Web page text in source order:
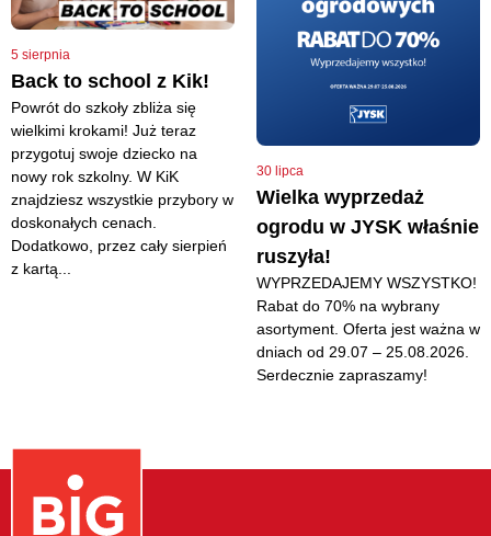
5 sierpnia
Back to school z Kik!
Powrót do szkoły zbliża się
wielkimi krokami! Już teraz
przygotuj swoje dziecko na
nowy rok szkolny. W KiK
znajdziesz wszystkie przybory w
doskonałych cenach.
Dodatkowo, przez cały sierpień
z kartą...
30 lipca
Wielka wyprzedaż
ogrodu w JYSK właśnie
ruszyła!
WYPRZEDAJEMY WSZYSTKO!
Rabat do 70% na wybrany
asortyment. Oferta jest ważna w
dniach od 29.07 – 25.08.2026.
Serdecznie zapraszamy!